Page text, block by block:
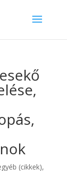
(cikkek),